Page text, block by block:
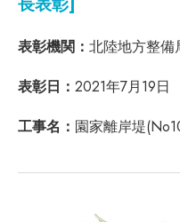
表彰機関： 北陸地方整備
表彰日： 2021年7月19日
工事名： 園家離岸堤